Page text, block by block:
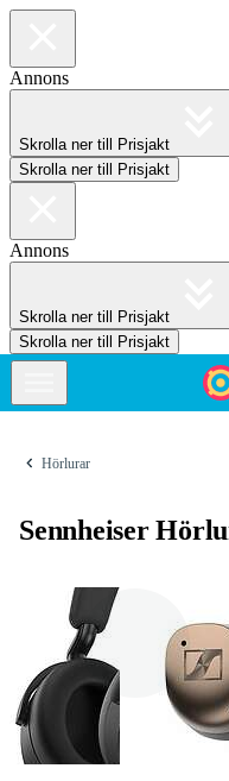
Annons
Skrolla ner till Prisjakt
Skrolla ner till Prisjakt
Annons
Skrolla ner till Prisjakt
Skrolla ner till Prisjakt
Hörlurar
Sennheiser
Over - ear